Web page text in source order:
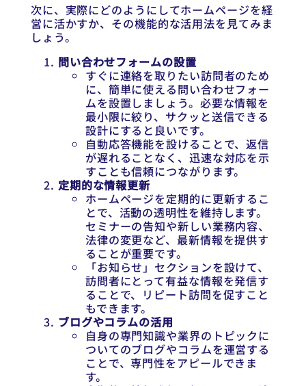
次に、実際にどのようにしてホームページを経
営に活かすか、その機能的な活用法を見てみま
しょう。
問い合わせフォームの設置
すぐに連絡を取りたい訪問者のため
に、簡単に使える問い合わせフォー
ムを設置しましょう。必要な情報を
最小限に絞り、サクッと送信できる
設計にすると良いです。
自動応答機能を設けることで、返信
が遅れることなく、迅速な対応を示
すことも信頼につながります。
定期的な情報更新
ホームページを定期的に更新するこ
とで、活動の透明性を維持します。
セミナーの告知や新しい業務内容、
法律の変更など、最新情報を提供す
ることが重要です。
「お知らせ」セクションを設けて、
訪問者にとって有益な情報を発信す
ることで、リピート訪問を促すこと
もできます。
ブログやコラムの活用
自身の専門知識や業界のトピックに
ついてのブログやコラムを運営する
ことで、専門性をアピールできま
す。